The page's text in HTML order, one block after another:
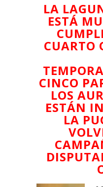
LA
ESTÁ
CUARTO
CINCO
LOS
ESTÁN
LA